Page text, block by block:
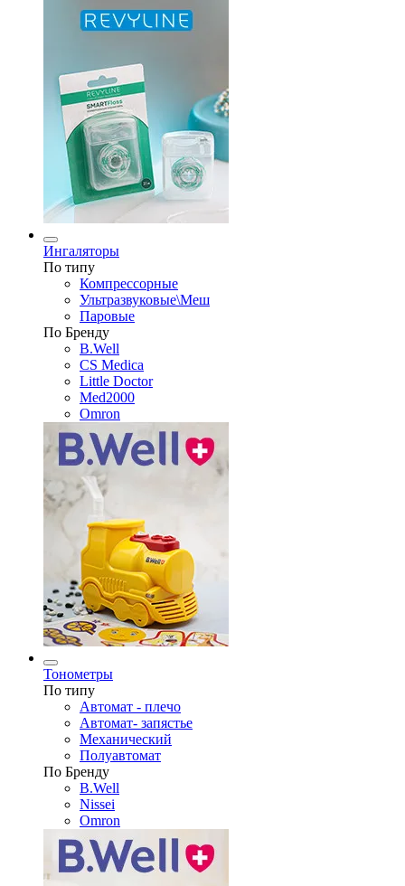
Ингаляторы
По типу
Компрессорные
Ультразвуковые\Меш
Паровые
По Бренду
B.Well
CS Medica
Little Doctor
Med2000
Omron
Тонометры
По типу
Автомат - плечо
Автомат- запястье
Механический
Полуавтомат
По Бренду
B.Well
Nissei
Omron